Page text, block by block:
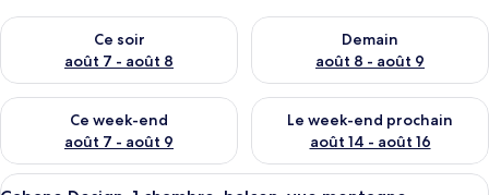
Ce soir
août 7 - août 8
Vérifier la disponibilité pour ce soir août 7 - août 8
Demain
août 8 - août 9
Vérifier la disponibilité pour
Ce week-end
août 7 - août 9
Vérifier la disponibilité pour ce week-end août 7 - août 9
Le week-end prochain
août 14 - août 16
Vérifier la disponibilité pour
Afficher
Une structure en forme de dôme